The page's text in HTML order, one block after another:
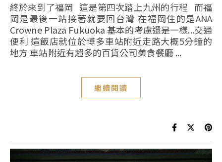
終於來到了福岡 這是第四次踏上九州的行程 而福
岡是最後一站接著就要回台灣 在福岡住的是ANA
Crowne Plaza Fukuoka 基本的考慮還是一樣...交通
便利 這飯店就位於博多車站附近走路大概5分鐘的
地方 車站附近有超多的百貨公司美食餐廳 ...
繼續閱讀